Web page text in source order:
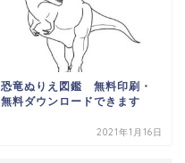
恐竜ぬりえ図鑑 無料印刷・
無料ダウンロードできます
2021年1月16日